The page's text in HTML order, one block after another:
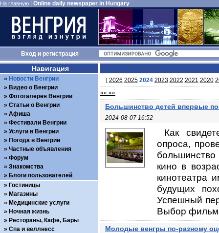
На главную Online daily newspaper in Hungary
Входи регистрация
[2026 2025 2024 2023 2022 2021 2020
«« ««
Большинство детей впервые
2024-08-07 16:52
Как
опроса,
кино в
кинотеатра
будущих
Успешный
Выбор
Молодые венгры по-разному
Навигация
Новости Венгрии
Видео о Венгрии
Фотогалерея Венгрии
Статьи о Венгрии
Афиша
Фестивали Венгрии
Услуги в Венгрии
Погода в Венгрии
Частные объявления
Форум
Знакомства
Блоги пользователей
Гостиницы
Магазины
Медицинские услуги
Ночная жизнь
Рестораны, Кафе, Бары
Спа и веллнесс